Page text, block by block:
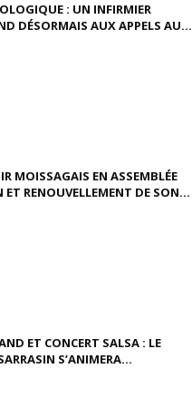
: UN INFIRMIER
DÉSORMAIS AUX APPELS AU...
MOISSAGAIS EN ASSEMBLÉE
ET RENOUVELLEMENT DE SON...
ET CONCERT SALSA : LE
S’ANIMERA...